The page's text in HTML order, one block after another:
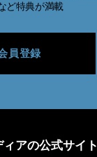
ど特典が満載
員登録
アの公式サイト